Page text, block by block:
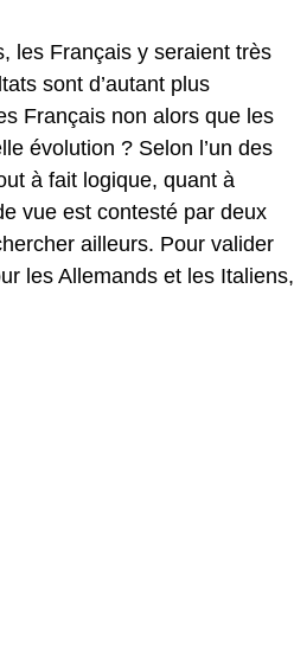
les Français y seraient très
sont d’autant plus
Français non alors que les
évolution ? Selon l’un des
à fait logique, quant à
vue est contesté par deux
ailleurs. Pour valider
les Allemands et les Italiens,